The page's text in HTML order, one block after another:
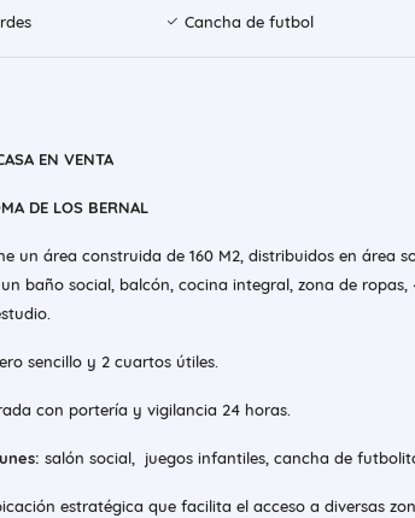
Cancha de futbol
EN VENTA
DE LOS BERNAL
un área construida de 160 M2, distribuidos en área
baño social, balcón, cocina integral, zona de
sencillo y 2 cuartos útiles.
con portería y vigilancia 24 horas.
salón social, juegos infantiles, cancha de
estratégica que facilita el acceso a diversas